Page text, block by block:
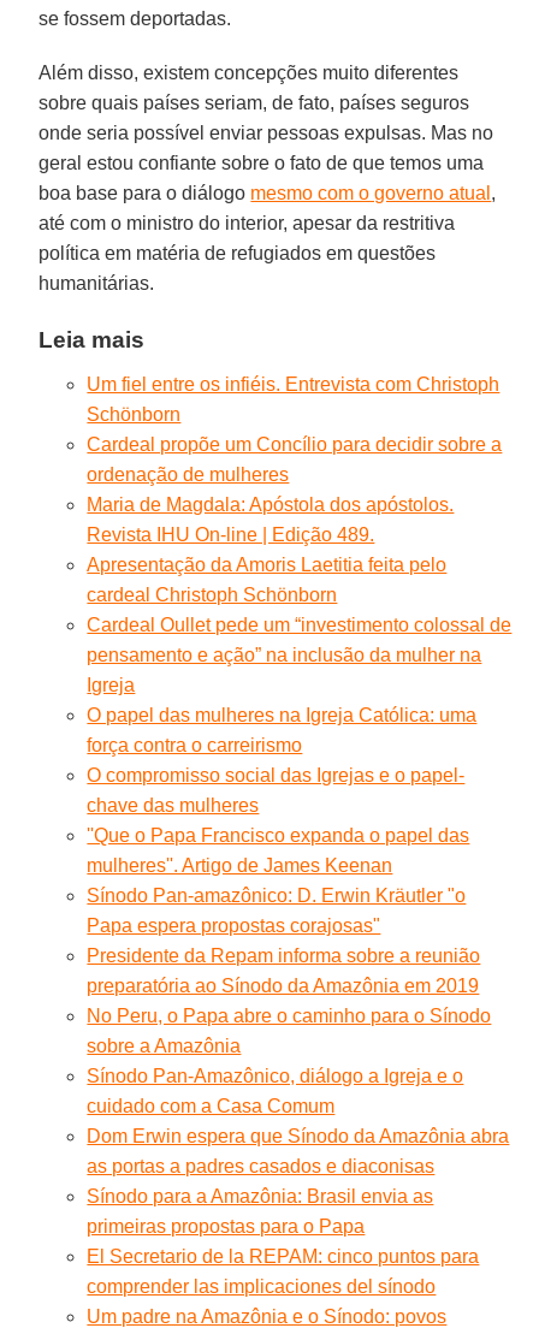
se fossem deportadas.
Além disso, existem concepções muito diferentes
sobre quais países seriam, de fato, países seguros
onde seria possível enviar pessoas expulsas. Mas no
geral estou confiante sobre o fato de que temos uma
boa base para o diálogo mesmo com o governo atual ,
até com o ministro do interior, apesar da restritiva
política em matéria de refugiados em questões
humanitárias.
Leia mais
Um fiel entre os infiéis. Entrevista com Christoph
Schönborn
Cardeal propõe um Concílio para decidir sobre a
ordenação de mulheres
Maria de Magdala: Apóstola dos apóstolos.
Revista IHU On-line | Edição 489.
Apresentação da Amoris Laetitia feita pelo
cardeal Christoph Schönborn
Cardeal Oullet pede um “investimento colossal de
pensamento e ação” na inclusão da mulher na
Igreja
O papel das mulheres na Igreja Católica: uma
força contra o carreirismo
O compromisso social das Igrejas e o papel-
chave das mulheres
''Que o Papa Francisco expanda o papel das
mulheres''. Artigo de James Keenan
Sínodo Pan-amazônico: D. Erwin Kräutler "o
Papa espera propostas corajosas"
Presidente da Repam informa sobre a reunião
preparatória ao Sínodo da Amazônia em 2019
No Peru, o Papa abre o caminho para o Sínodo
sobre a Amazônia
Sínodo Pan-Amazônico, diálogo a Igreja e o
cuidado com a Casa Comum
Dom Erwin espera que Sínodo da Amazônia abra
as portas a padres casados e diaconisas
Sínodo para a Amazônia: Brasil envia as
primeiras propostas para o Papa
El Secretario de la REPAM: cinco puntos para
comprender las implicaciones del sínodo
Um padre na Amazônia e o Sínodo: povos